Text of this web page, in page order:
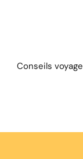
Conseils voyage